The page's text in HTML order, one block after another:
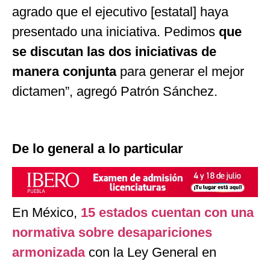
agrado que el ejecutivo [estatal] haya
presentado una iniciativa. Pedimos que
se discutan las dos iniciativas de
manera conjuntapara generar el mejor
dictamen”, agregó Patrón Sánchez.
De lo general a lo particular
En México, 15 estados cuentan con una
normativa sobre desapariciones
armonizadacon la Ley General en